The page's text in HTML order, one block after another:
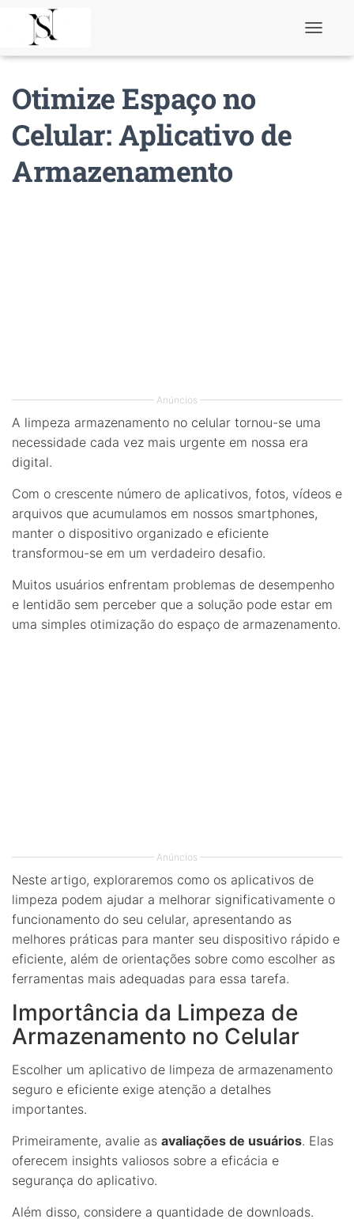
Otimize Espaço no
Celular: Aplicativo de
Armazenamento
Anúncios
A limpeza armazenamento no celular tornou-se uma
necessidade cada vez mais urgente em nossa era
digital.
Com o crescente número de aplicativos, fotos, vídeos e
arquivos que acumulamos em nossos smartphones,
manter o dispositivo organizado e eficiente
transformou-se em um verdadeiro desafio.
Muitos usuários enfrentam problemas de desempenho
e lentidão sem perceber que a solução pode estar em
uma simples otimização do espaço de armazenamento.
Anúncios
Neste artigo, exploraremos como os aplicativos de
limpeza podem ajudar a melhorar significativamente o
funcionamento do seu celular, apresentando as
melhores práticas para manter seu dispositivo rápido e
eficiente, além de orientações sobre como escolher as
ferramentas mais adequadas para essa tarefa.
Importância da Limpeza de
Armazenamento no Celular
Escolher um aplicativo de limpeza de armazenamento
seguro e eficiente exige atenção a detalhes
importantes.
Primeiramente, avalie as avaliações de usuários. Elas
oferecem insights valiosos sobre a eficácia e
segurança do aplicativo.
Além disso, considere a quantidade de downloads.